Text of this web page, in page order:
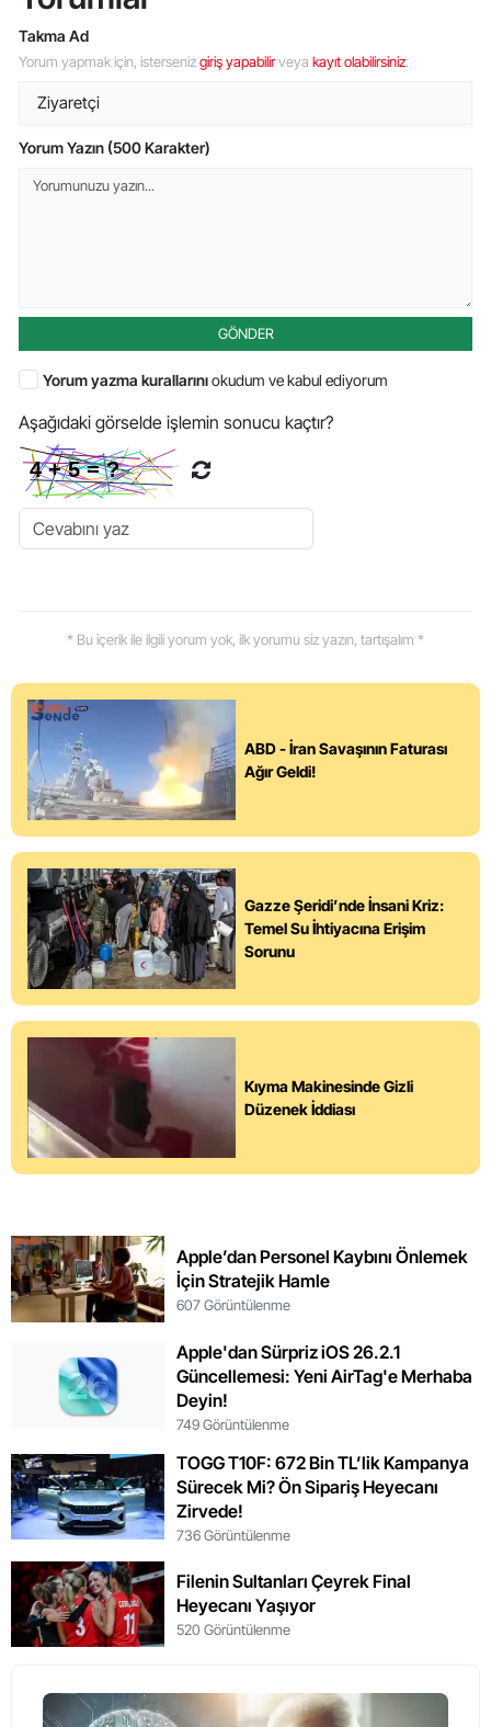
Takma Ad
Yorum yapmak için, istersenizgiriş yapabilirveya kayıt olabilirsiniz.
Yorum Yazın (500 Karakter)
GÖNDER
Yorum yazma kurallarınıokudum ve kabul ediyorum
Aşağıdaki görselde işlemin sonucu kaçtır?
* Bu içerik ile ilgili yorum yok, ilk yorumu siz yazın, tartışalım *
ABD - İran Savaşının Faturası
Ağır Geldi!
Gazze Şeridi’nde İnsani Kriz:
Temel Su İhtiyacına Erişim
Sorunu
Kıyma Makinesinde Gizli
Düzenek İddiası
Apple’dan Personel Kaybını Önlemek
İçin Stratejik Hamle
607 Görüntülenme
Apple'dan Sürpriz iOS 26.2.1
Güncellemesi: Yeni AirTag'e Merhaba
Deyin!
749 Görüntülenme
TOGG T10F: 672 Bin TL’lik Kampanya
Sürecek Mi? Ön Sipariş Heyecanı
Zirvede!
736 Görüntülenme
Filenin Sultanları Çeyrek Final
Heyecanı Yaşıyor
520 Görüntülenme